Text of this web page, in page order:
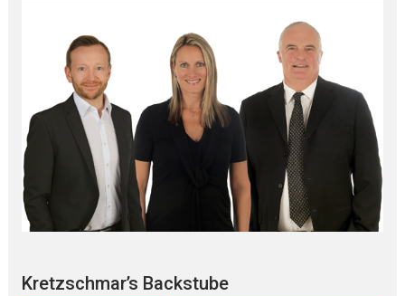
Kretzschmar’s Backstube